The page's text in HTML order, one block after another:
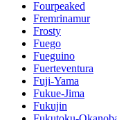
Fourpeaked
Fremrinamur
Frosty
Fuego
Fueguino
Fuerteventura
Fuji-Yama
Fukue-Jima
Fukujin